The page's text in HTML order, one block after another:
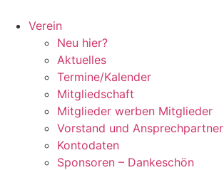
Inhalt
springen
Verein
Neu hier?
Aktuelles
Termine/Kalender
Mitgliedschaft
Mitglieder werben Mitglieder
Vorstand und Ansprechpartner
Kontodaten
Sponsoren – Dankeschön